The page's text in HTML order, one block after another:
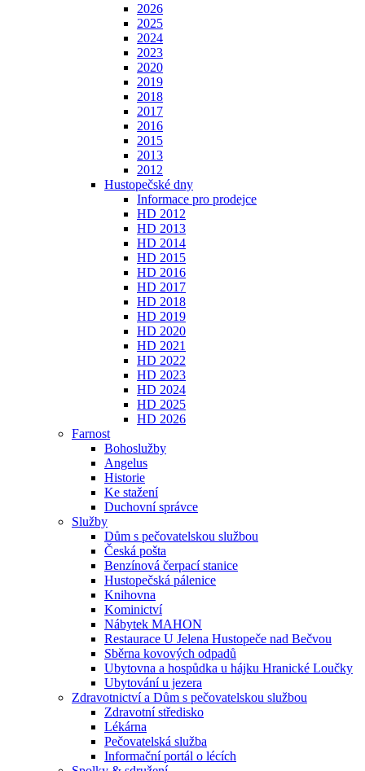
2026
2025
2024
2023
2020
2019
2018
2017
2016
2015
2013
2012
Hustopečské dny
Informace pro prodejce
HD 2012
HD 2013
HD 2014
HD 2015
HD 2016
HD 2017
HD 2018
HD 2019
HD 2020
HD 2021
HD 2022
HD 2023
HD 2024
HD 2025
HD 2026
Farnost
Bohoslužby
Angelus
Historie
Ke stažení
Duchovní správce
Služby
Dům s pečovatelskou službou
Česká pošta
Benzínová čerpací stanice
Hustopečská pálenice
Knihovna
Kominictví
Nábytek MAHON
Restaurace U Jelena Hustopeče nad Bečvou
Sběrna kovových odpadů
Ubytovna a hospůdka u hájku Hranické Loučky
Ubytování u jezera
Zdravotnictví a Dům s pečovatelskou službou
Zdravotní středisko
Lékárna
Pečovatelská služba
Informační portál o lécích